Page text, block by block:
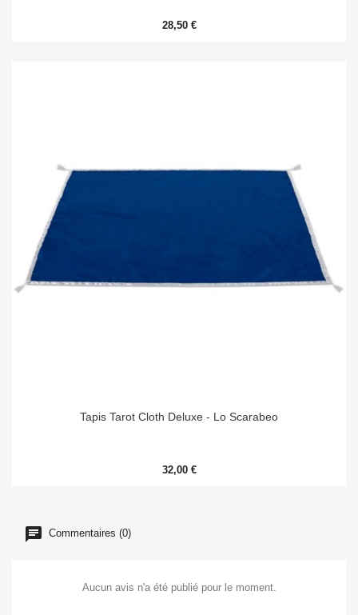
28,50 €
Tapis Tarot Cloth Deluxe - Lo Scarabeo
32,00 €
Commentaires (0)
Aucun avis n'a été publié pour le moment.